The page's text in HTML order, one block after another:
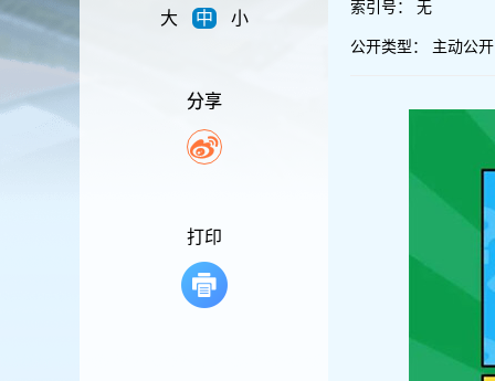
大
中 小
分享
打印
索引号： 无
公开类型： 主动公开